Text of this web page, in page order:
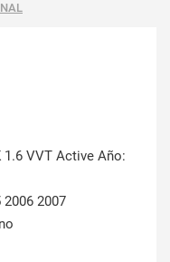
1.6 VVT Active Año:
2006 2007